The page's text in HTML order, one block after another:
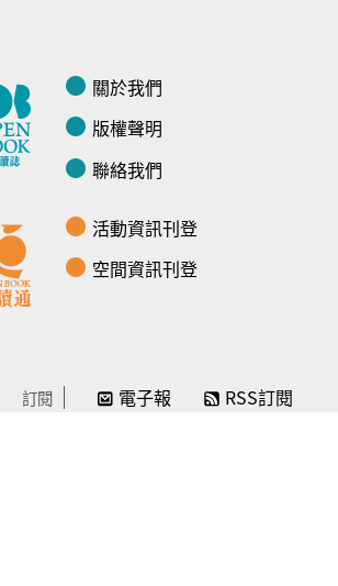
關於我們
版權聲明
聯絡我們
活動資訊刊登
空間資訊刊登
訂閱 電子報 RSS訂閱